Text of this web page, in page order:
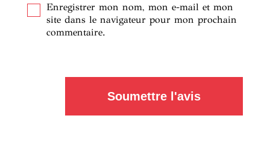
Enregistrer mon nom, mon e-mail et mon
site dans le navigateur pour mon prochain
commentaire.
Soumettre l'avis